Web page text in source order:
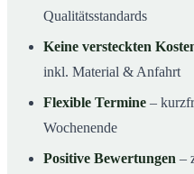
Qualitätsstandards
Keine versteckten
inkl. Material & Anfahrt
Flexible Termine –
Wochenende
Positive Bewertungen –